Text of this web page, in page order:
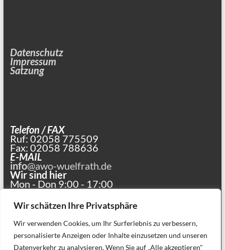
Wir schätzen Ihre Privatsphäre
Wir verwenden Cookies, um Ihr Surferlebnis zu verbessern,
personalisierte Anzeigen oder Inhalte einzusetzen und unseren
Datenverkehr zu analysieren. Wenn Sie auf „Alle akzeptieren"
Datenschutz
Impressum
Satzung
Telefon / FAX
Ruf: 02058 775509
Fax: 02058 788636
E-MAIL
info@awo-wuelfrath.de
Wir sind hier
Mon - Don 9:00 - 17:00
und nach Vereinbarung